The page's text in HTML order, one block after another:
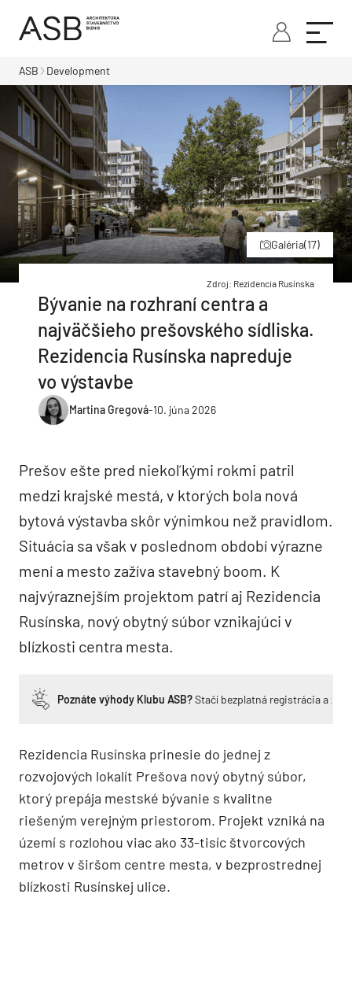
ASB Development
Galéria(17)
Zdroj: Rezidencia Rusínska
Bývanie na rozhraní centra a
najväčšieho prešovského sídliska.
Rezidencia Rusínska napreduje
vo výstavbe
Martina Gregová-10. júna 2026
Prešov ešte pred niekoľkými rokmi patril
medzi krajské mestá, v ktorých bola nová
bytová výstavba skôr výnimkou než pravidlom.
Situácia sa však v poslednom období výrazne
mení a mesto zažíva stavebný boom. K
najvýraznejším projektom patrí aj Rezidencia
Rusínska, nový obytný súbor vznikajúci v
blízkosti centra mesta.
Poznáte výhody Klubu ASB?Stačí bezplatná registrácia a
Rezidencia Rusínska prinesie do jednej z
rozvojových lokalít Prešova nový obytný súbor,
ktorý prepája mestské bývanie s kvalitne
riešeným verejným priestorom. Projekt vzniká na
území s rozlohou viac ako 33-tisíc štvorcových
metrov v širšom centre mesta, v bezprostrednej
blízkosti Rusínskej ulice.